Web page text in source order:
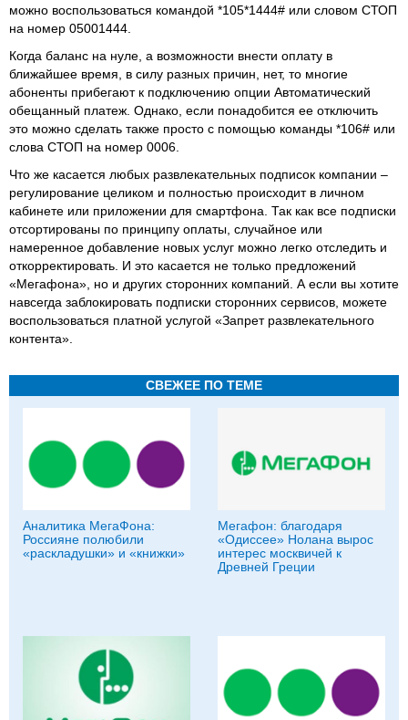
можно воспользоваться командой *105*1444# или словом СТОП
на номер 05001444.
Когда баланс на нуле, а возможности внести оплату в
ближайшее время, в силу разных причин, нет, то многие
абоненты прибегают к подключению опции Автоматический
обещанный платеж. Однако, если понадобится ее отключить
это можно сделать также просто с помощью команды *106# или
слова СТОП на номер 0006.
Что же касается любых развлекательных подписок компании –
регулирование целиком и полностью происходит в личном
кабинете или приложении для смартфона. Так как все подписки
отсортированы по принципу оплаты, случайное или
намеренное добавление новых услуг можно легко отследить и
откорректировать. И это касается не только предложений
«Мегафона», но и других сторонних компаний. А если вы хотите
навсегда заблокировать подписки сторонних сервисов, можете
воспользоваться платной услугой «Запрет развлекательного
контента».
СВЕЖЕЕ ПО ТЕМЕ
Аналитика МегаФона:
Россияне полюбили
«раскладушки» и «книжки»
Мегафон: благодаря
«Одиссее» Нолана вырос
интерес москвичей к
Древней Греции